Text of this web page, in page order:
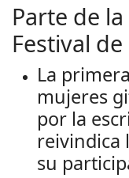
Parte de
Festival
La
mujeres
por la
reivindica
su